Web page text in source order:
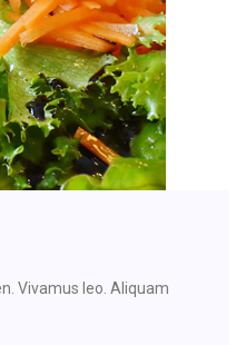
Vivamus leo. Aliquam